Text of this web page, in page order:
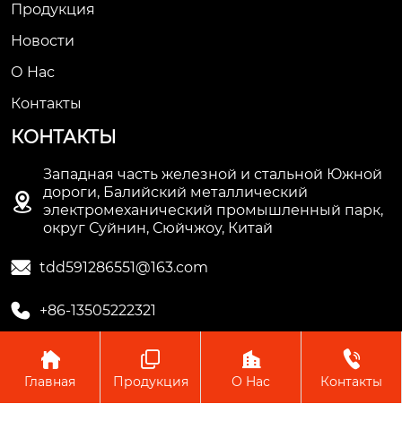
Продукция
Новости
О Hас
Контакты
КОНТАКТЫ

Западная часть железной и стальной Южной
дороги, Балийский металлический
электромеханический промышленный парк,
округ Суйнин, Сюйчжоу, Китай
 tdd591286551@163.com
 +86-13505222321
Copyright © ООО Производство труб Сюйчжоу Лонгцзян

Главная

Продукция

О Hас

Контакты